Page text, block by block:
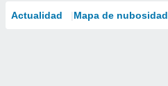
Actualidad Mapa de nubosidad